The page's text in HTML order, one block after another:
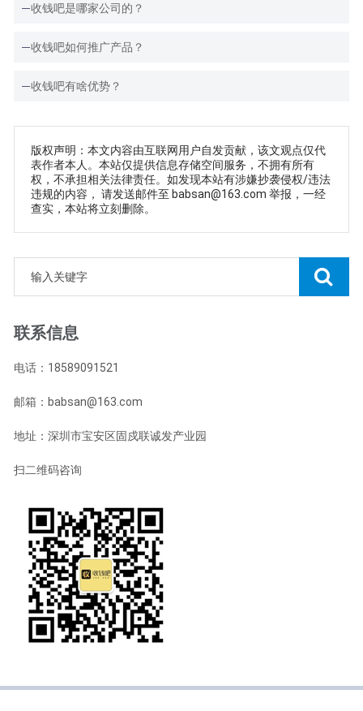
收钱吧是哪家公司的？
收钱吧如何推广产品？
收钱吧有啥优势？
版权声明：本文内容由互联网用户自发贡献，该文观点仅代
表作者本人。本站仅提供信息存储空间服务，不拥有所有
权，不承担相关法律责任。如发现本站有涉嫌抄袭侵权/违法
违规的内容， 请发送邮件至 babsan@163.com 举报，一经
查实，本站将立刻删除。
联系信息
电话：18589091521
邮箱：babsan@163.com
地址：深圳市宝安区固戍联诚发产业园
扫二维码咨询